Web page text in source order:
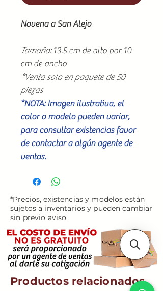
Novena a San Alejo
Tamaño:13.5 cm de alto por 10
cm de ancho
*Venta solo en paquete de 50
piezas
*NOTA: Imagen ilustrativa, el
color o modelo pueden variar,
para consultar existencias favor
de contactar a algún agente de
ventas.
*Precios, existencias y modelos están
sujetos a inventarios y pueden cambiar
sin previo aviso
Productos relacionados